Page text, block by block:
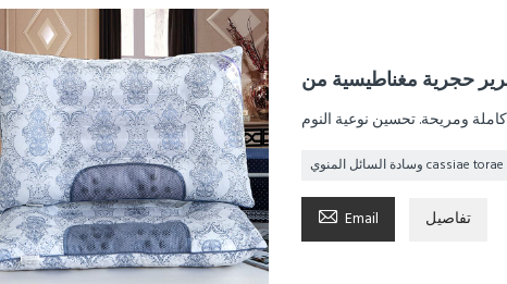
ومريحة. تحسين نوعية النوم
وسادة السائل المنوي cassiae torae
 Email تفاصيل